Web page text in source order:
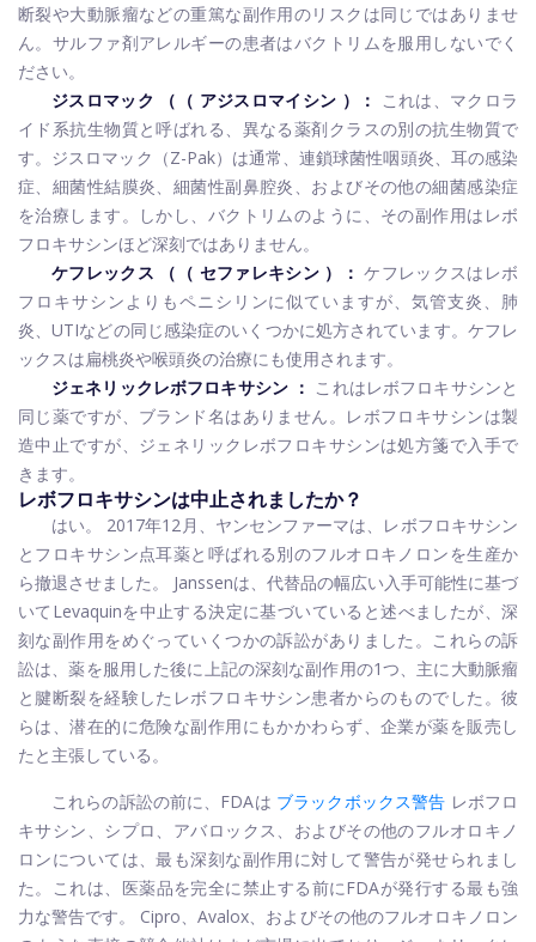
断裂や大動脈瘤などの重篤な副作用のリスクは同じではありませ
ん。サルファ剤アレルギーの患者はバクトリムを服用しないでく
ださい。
ジスロマック
（（ アジスロマイシン ）：
これは、マクロラ
イド系抗生物質と呼ばれる、異なる薬剤クラスの別の抗生物質で
す。ジスロマック（Z-Pak）は通常、連鎖球菌性咽頭炎、耳の感染
症、細菌性結膜炎、細菌性副鼻腔炎、およびその他の細菌感染症
を治療します。しかし、バクトリムのように、その副作用はレボ
フロキサシンほど深刻ではありません。
ケフレックス
（（ セファレキシン ）： ケフレックスはレボ
フロキサシンよりもペニシリンに似ていますが、気管支炎、肺
炎、UTIなどの同じ感染症のいくつかに処方されています。ケフレ
ックスは扁桃炎や喉頭炎の治療にも使用されます。
ジェネリックレボフロキサシン ： これはレボフロキサシンと
同じ薬ですが、ブランド名はありません。レボフロキサシンは製
造中止ですが、ジェネリックレボフロキサシンは処方箋で入手で
きます。
レボフロキサシンは中止されましたか？
はい。 2017年12月、ヤンセンファーマは、レボフロキサシン
とフロキサシン点耳薬と呼ばれる別のフルオロキノロンを生産か
ら撤退させました。 Janssenは、代替品の幅広い入手可能性に基づ
いてLevaquinを中止する決定に基づいていると述べましたが、深
刻な副作用をめぐっていくつかの訴訟がありました。これらの訴
訟は、薬を服用した後に上記の深刻な副作用の1つ、主に大動脈瘤
と腱断裂を経験したレボフロキサシン患者からのものでした。彼
らは、潜在的に危険な副作用にもかかわらず、企業が薬を販売し
たと主張している。
これらの訴訟の前に、FDAは ブラックボックス警告 レボフロ
キサシン、シプロ、アバロックス、およびその他のフルオロキノ
ロンについては、最も深刻な副作用に対して警告が発せられまし
た。これは、医薬品を完全に禁止する前にFDAが発行する最も強
力な警告です。 Cipro、Avalox、およびその他のフルオロキノロン